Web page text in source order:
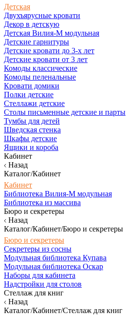
Детская
Двухъярусные кровати
Декор в детскую
Детская Вилия-М модульная
Детские гарнитуры
Детские кровати до 3-х лет
Детские кровати от 3 лет
Комоды классические
Комоды пеленальные
Кровати домики
Полки детские
Стеллажи детские
Столы письменные детские и парты
Тумбы для детей
Шведская стенка
Шкафы детские
Ящики и короба
Кабинет
Назад
Каталог/Кабинет
Кабинет
Библиотека Вилия-М модульная
Библиотека из массива
Бюро и секретеры
Назад
Каталог/Кабинет/Бюро и секретеры
Бюро и секретеры
Секретеры из сосны
Модульная библиотека Купава
Модульная библиотека Оскар
Наборы для кабинета
Надстройки для столов
Стеллаж для книг
Назад
Каталог/Кабинет/Стеллаж для книг